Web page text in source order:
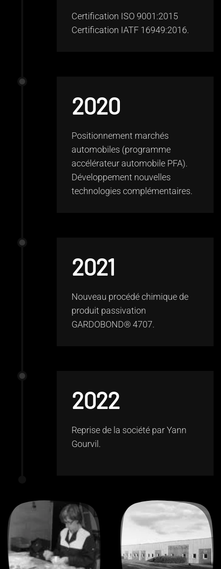
Certification ISO 9001:2015
Certification IATF 16949:2016.
2020
Positionnement marchés
automobiles (programme
accélérateur automobile PFA).
Développement nouvelles
technologies complémentaires.
2021
Nouveau procédé chimique de
produit passivation
GARDOBOND® 4707.
2022
Reprise de la société par Yann
Gourvil.